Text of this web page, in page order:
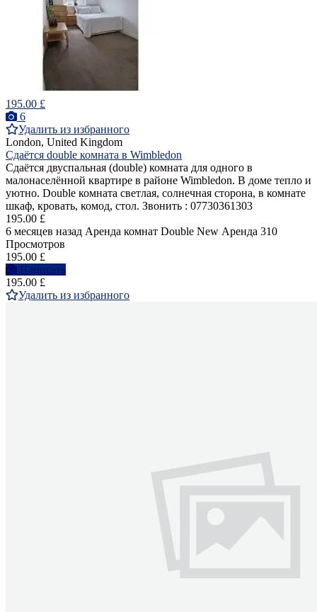
195.00 £
6
Удалить из избранного
London, United Kingdom
Сдаётся double комната в Wimbledon
Сдаётся двуспальная (double) комнатa для одного в
малонаселённой квартире в районе Wimbledon. В доме тепло и
уютно. Double комната светлая, солнечная сторона, в комнате
шкаф, кровать, комод, стол. Звонить : 07730361303
195.00 £
6 месяцев назад Аренда комнат Double New Аренда 310
Просмотров
195.00 £
Написать
195.00 £
Удалить из избранного